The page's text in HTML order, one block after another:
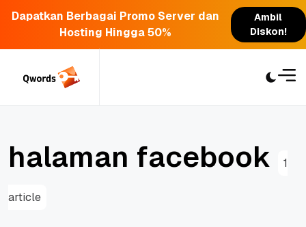
Dapatkan Berbagai Promo Server dan
Hosting Hingga 50%
Ambil
Diskon!
halaman facebook 1
article